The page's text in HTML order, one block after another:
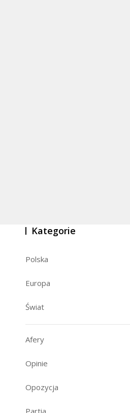
Kategorie
Polska
Europa
Świat
Afery
Opinie
Opozycja